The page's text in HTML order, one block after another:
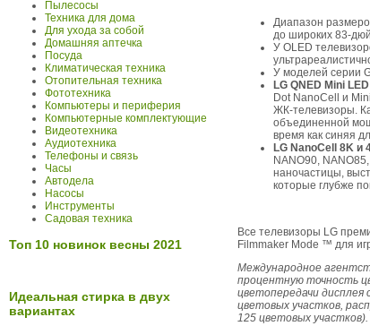
Диапазон
до широких 83-
У OLED
У моделей серии
LG QNED Mini LED
Dot NanoCell и
ЖК-телевизоры.
объединенной
время как синяя
LG NanoCell 8K и
NANO90,
наночастицы,
которые глубже
Все телевизоры LG
Filmmaker Mode ™ для
Международное
процентную точность
цветопередачи дисплея
цветовых участков,
125 цветовых участков).
Пылесосы
Техника для дома
Для ухода за собой
Домашняя аптечка
Посуда
Климатическая техника
Отопительная техника
Фототехника
Компьютеры и периферия
Компьютерные комплектующие
Видеотехника
Аудиотехника
Телефоны и связь
Часы
Автодела
Насосы
Инструменты
Садовая техника
Топ 10 новинок весны 2021
Идеальная стирка в двух
вариантах